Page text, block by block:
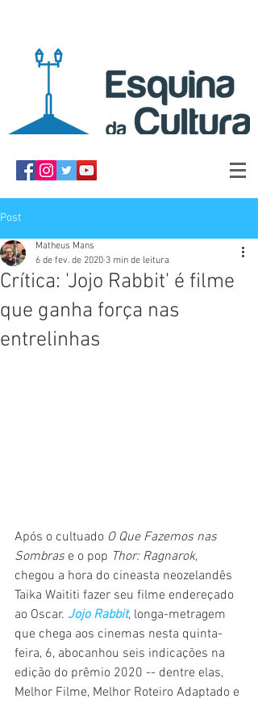
Post
Crítica: 'Jojo Rabbit' é filme
que ganha força nas
entrelinhas
Matheus Mans
6 de fev. de 2020 3 min de leitura
Após o cultuado O Que Fazemos nas
Sombras e o pop Thor: Ragnarok,
chegou a hora do cineasta neozelandês
Taika Waititi fazer seu filme endereçado
ao Oscar. Jojo Rabbit, longa-metragem
que chega aos cinemas nesta quinta-
feira, 6, abocanhou seis indicações na
edição do prêmio 2020 -- dentre elas,
Melhor Filme, Melhor Roteiro Adaptado e